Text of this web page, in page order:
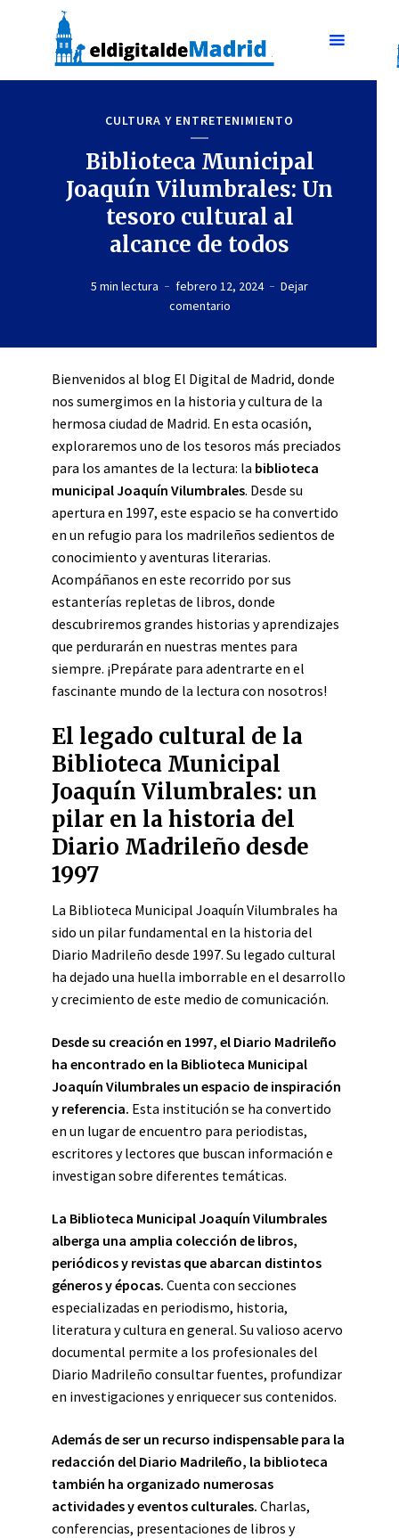
CULTURA Y ENTRETENIMIENTO
Biblioteca Municipal
Joaquín Vilumbrales: Un
tesoro cultural al
alcance de todos
5 min lectura febrero 12, 2024
Dejar
comentario
Bienvenidos al blog El Digital de Madrid, donde
nos sumergimos en la historia y cultura de la
hermosa ciudad de Madrid. En esta ocasión,
exploraremos uno de los tesoros más preciados
para los amantes de la lectura: la biblioteca
municipal Joaquín Vilumbrales. Desde su
apertura en 1997, este espacio se ha convertido
en un refugio para los madrileños sedientos de
conocimiento y aventuras literarias.
Acompáñanos en este recorrido por sus
estanterías repletas de libros, donde
descubriremos grandes historias y aprendizajes
que perdurarán en nuestras mentes para
siempre. ¡Prepárate para adentrarte en el
fascinante mundo de la lectura con nosotros!
El legado cultural de la
Biblioteca Municipal
Joaquín Vilumbrales: un
pilar en la historia del
Diario Madrileño desde
1997
La Biblioteca Municipal Joaquín Vilumbrales ha
sido un pilar fundamental en la historia del
Diario Madrileño desde 1997. Su legado cultural
ha dejado una huella imborrable en el desarrollo
y crecimiento de este medio de comunicación.
Desde su creación en 1997, el Diario Madrileño
ha encontrado en la Biblioteca Municipal
Joaquín Vilumbrales un espacio de inspiración
y referencia. Esta institución se ha convertido
en un lugar de encuentro para periodistas,
escritores y lectores que buscan información e
investigan sobre diferentes temáticas.
La Biblioteca Municipal Joaquín Vilumbrales
alberga una amplia colección de libros,
periódicos y revistas que abarcan distintos
géneros y épocas. Cuenta con secciones
especializadas en periodismo, historia,
literatura y cultura en general. Su valioso acervo
documental permite a los profesionales del
Diario Madrileño consultar fuentes, profundizar
en investigaciones y enriquecer sus contenidos.
Además de ser un recurso indispensable para la
redacción del Diario Madrileño, la biblioteca
también ha organizado numerosas
actividades y eventos culturales. Charlas,
conferencias, presentaciones de libros y